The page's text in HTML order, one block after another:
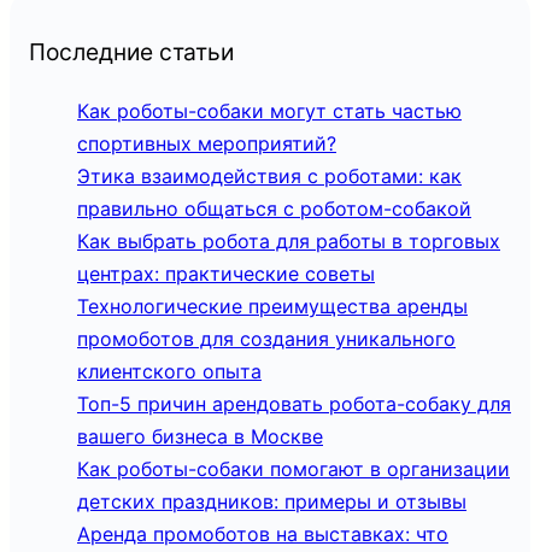
Последние статьи
Как роботы-собаки могут стать частью
спортивных мероприятий?
Этика взаимодействия с роботами: как
правильно общаться с роботом-собакой
Как выбрать робота для работы в торговых
центрах: практические советы
Технологические преимущества аренды
промоботов для создания уникального
клиентского опыта
Топ-5 причин арендовать робота-собаку для
вашего бизнеса в Москве
Как роботы-собаки помогают в организации
детских праздников: примеры и отзывы
Аренда промоботов на выставках: что